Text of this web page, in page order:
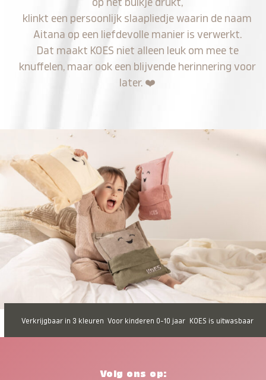
op het buikje drukt,
klinkt een persoonlijk slaapliedje waarin de naam
Aitana op een liefdevolle manier is verwerkt.
Dat maakt KOES niet alleen leuk om mee te
knuffelen, maar ook een blijvende herinnering voor
later. ❤️
Verkrijgbaar in 3 kleuren Voor kinderen 0-10 jaar KOES is uitwasbaar
Volg ons op: